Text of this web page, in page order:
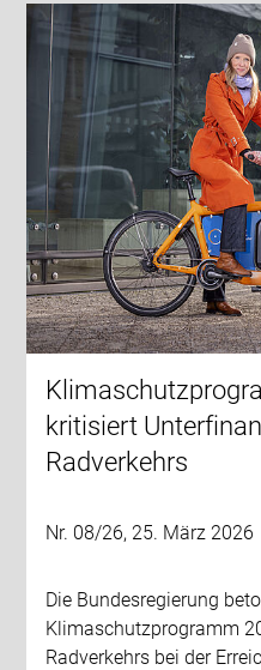
kritisiert
Radverkehrs
Nr. 08/26, 25. März 2026
Die Bundesregierung
Klimaschutzprogramm
Radverkehrs bei der